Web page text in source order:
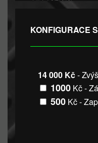
KONFIGURACE
14 000 Kč-
1000 Kč -
500 Kč -